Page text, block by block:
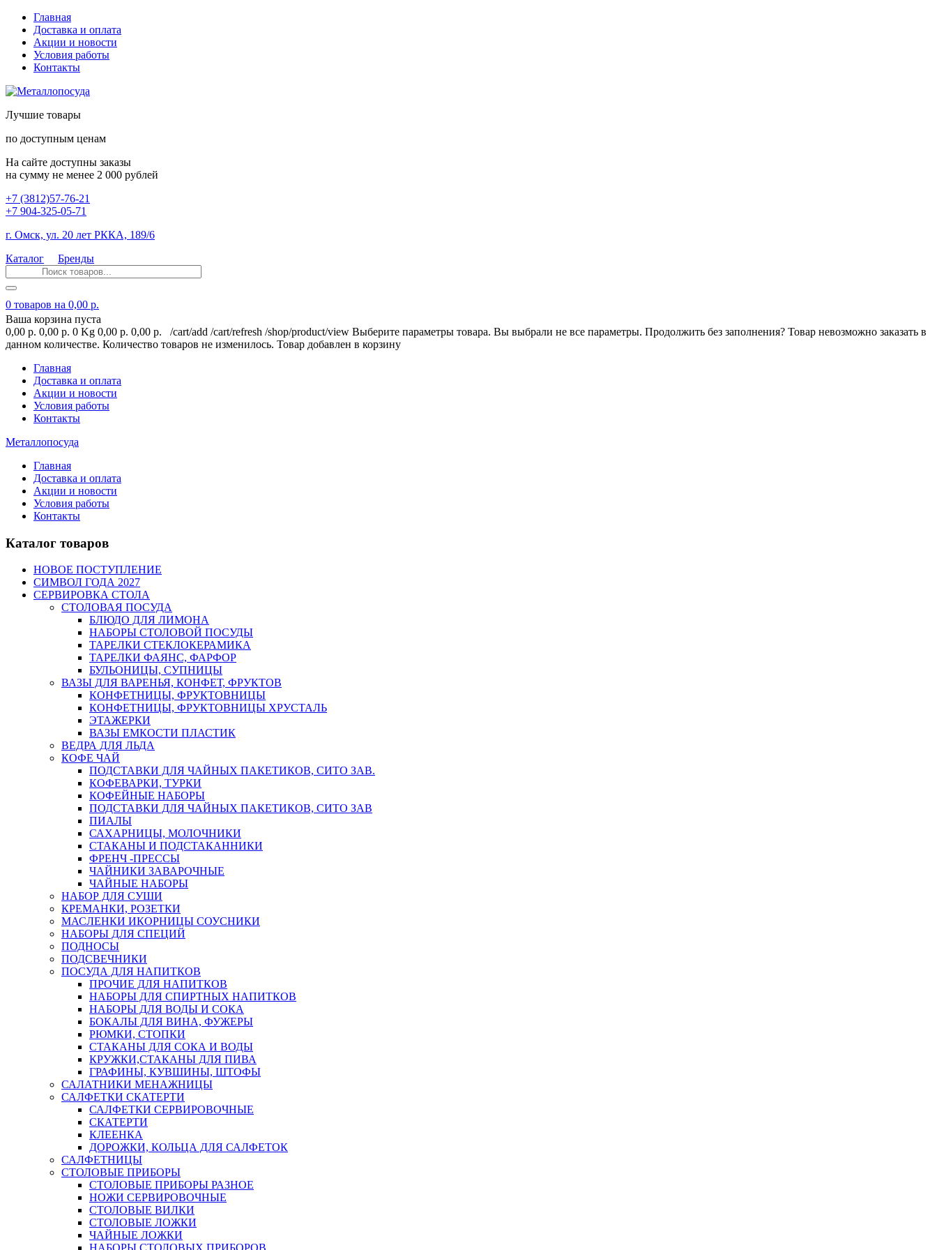
Главная
Доставка и оплата
Акции и новости
Условия работы
Контакты
Лучшие товары
по доступным ценам
На сайте доступны заказы
на сумму не менее 2 000 рублей
+7 (3812)57-76-21
+7 904-325-05-71
г. Омск, ул. 20 лет РККА, 189/6
Каталог
Бренды
0 товаров на 0,00 р.
Ваша корзина пуста
0,00 р. 0,00 р. 0 Kg 0,00 р. 0,00 р. /cart/add /cart/refresh /shop/product/view Выберите параметры товара. Вы выбрали не все параметры. Продолжить без заполнения? Товар невозможно заказать в
данном количестве. Количество товаров не изменилось. Товар добавлен в корзину
Главная
Доставка и оплата
Акции и новости
Условия работы
Контакты
Металлопосуда
Главная
Доставка и оплата
Акции и новости
Условия работы
Контакты
Каталог товаров
НОВОЕ ПОСТУПЛЕНИЕ
СИМВОЛ ГОДА 2027
СЕРВИРОВКА СТОЛА
СТОЛОВАЯ ПОСУДА
БЛЮДО ДЛЯ ЛИМОНА
НАБОРЫ СТОЛОВОЙ ПОСУДЫ
ТАРЕЛКИ СТЕКЛОКЕРАМИКА
ТАРЕЛКИ ФАЯНС, ФАРФОР
БУЛЬОНИЦЫ, СУПНИЦЫ
ВАЗЫ ДЛЯ ВАРЕНЬЯ, КОНФЕТ, ФРУКТОВ
КОНФЕТНИЦЫ, ФРУКТОВНИЦЫ
КОНФЕТНИЦЫ, ФРУКТОВНИЦЫ ХРУСТАЛЬ
ЭТАЖЕРКИ
ВАЗЫ ЕМКОСТИ ПЛАСТИК
ВЕДРА ДЛЯ ЛЬДА
КОФЕ ЧАЙ
ПОДСТАВКИ ДЛЯ ЧАЙНЫХ ПАКЕТИКОВ, СИТО ЗАВ.
КОФЕВАРКИ, ТУРКИ
КОФЕЙНЫЕ НАБОРЫ
ПОДСТАВКИ ДЛЯ ЧАЙНЫХ ПАКЕТИКОВ, СИТО ЗАВ
ПИАЛЫ
САХАРНИЦЫ, МОЛОЧНИКИ
СТАКАНЫ И ПОДСТАКАННИКИ
ФРЕНЧ -ПРЕССЫ
ЧАЙНИКИ ЗАВАРОЧНЫЕ
ЧАЙНЫЕ НАБОРЫ
НАБОР ДЛЯ СУШИ
КРЕМАНКИ, РОЗЕТКИ
МАСЛЕНКИ ИКОРНИЦЫ СОУСНИКИ
НАБОРЫ ДЛЯ СПЕЦИЙ
ПОДНОСЫ
ПОДСВЕЧНИКИ
ПОСУДА ДЛЯ НАПИТКОВ
ПРОЧИЕ ДЛЯ НАПИТКОВ
НАБОРЫ ДЛЯ СПИРТНЫХ НАПИТКОВ
НАБОРЫ ДЛЯ ВОДЫ И СОКА
БОКАЛЫ ДЛЯ ВИНА, ФУЖЕРЫ
РЮМКИ, СТОПКИ
СТАКАНЫ ДЛЯ СОКА И ВОДЫ
КРУЖКИ,СТАКАНЫ ДЛЯ ПИВА
ГРАФИНЫ, КУВШИНЫ, ШТОФЫ
САЛАТНИКИ МЕНАЖНИЦЫ
САЛФЕТКИ СКАТЕРТИ
САЛФЕТКИ СЕРВИРОВОЧНЫЕ
СКАТЕРТИ
КЛЕЕНКА
ДОРОЖКИ, КОЛЬЦА ДЛЯ САЛФЕТОК
САЛФЕТНИЦЫ
СТОЛОВЫЕ ПРИБОРЫ
СТОЛОВЫЕ ПРИБОРЫ РАЗНОЕ
НОЖИ СЕРВИРОВОЧНЫЕ
СТОЛОВЫЕ ВИЛКИ
СТОЛОВЫЕ ЛОЖКИ
ЧАЙНЫЕ ЛОЖКИ